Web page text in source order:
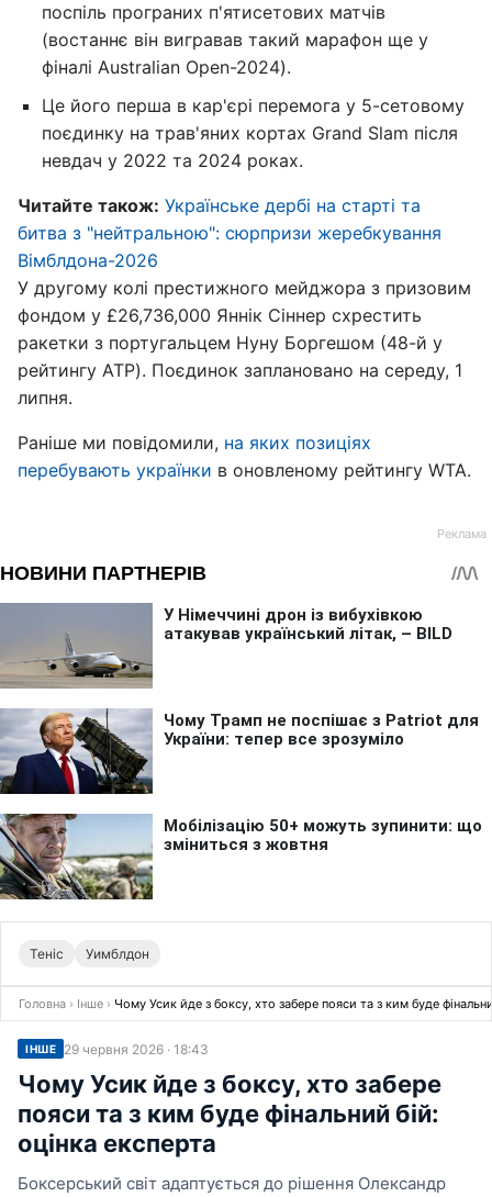
поспіль програних п'ятисетових матчів
(востаннє він вигравав такий марафон ще у
фіналі Australian Open-2024).
Це його перша в кар'єрі перемога у 5-сетовому
поєдинку на трав'яних кортах Grand Slam після
невдач у 2022 та 2024 роках.
Читайте також: Українське дербі на старті та
битва з "нейтральною": сюрпризи жеребкування
Вімблдона-2026
У другому колі престижного мейджора з призовим
фондом у £26,736,000 Яннік Сіннер схрестить
ракетки з португальцем Нуну Боргешом (48-й у
рейтингу ATP). Поєдинок заплановано на середу, 1
липня.
Раніше ми повідомили, на яких позиціях
перебувають українки в оновленому рейтингу WTA.
Теніс Уимблдон
Головна › Інше › Чому Усик йде з боксу, хто забере пояси та з ким буде
ІНШЕ 29 червня 2026 · 18:43
Чому Усик йде з боксу, хто забере
пояси та з ким буде фінальний бій:
оцінка експерта
Боксерський світ адаптується до рішення Олександр